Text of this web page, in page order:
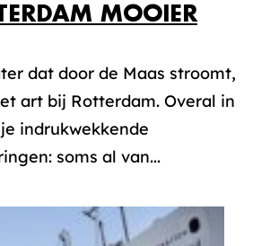
MOOIER
dat door de Maas stroomt,
art bij Rotterdam. Overal in
indrukwekkende
soms al van...